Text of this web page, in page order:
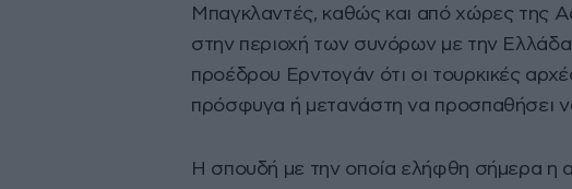
Μπαγκλαντές, καθώς και από χώρες της
στην περιοχή των συνόρων με την
προέδρου Ερντογάν ότι οι τουρκικές
πρόσφυγα ή μετανάστη να προσπαθήσει
Η σπουδή με την οποία ελήφθη σήμερα η